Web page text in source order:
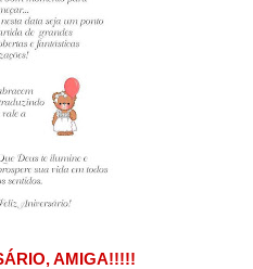
AMIGA!!!!!